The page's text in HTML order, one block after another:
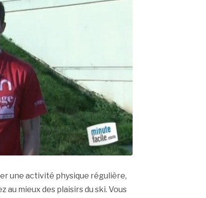
une activité physique régulière,
mieux des plaisirs du ski. Vous